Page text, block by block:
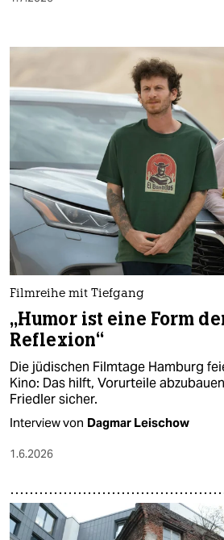
abo
epaper login
Filmreihe mit Tiefgang
„Humor ist eine Form
Reflexion“
Die jüdischen Filmtage Hamburg
Kino: Das hilft, Vorurteile
Friedler sicher.
Interview von Dagmar Leischow
1.6.2026